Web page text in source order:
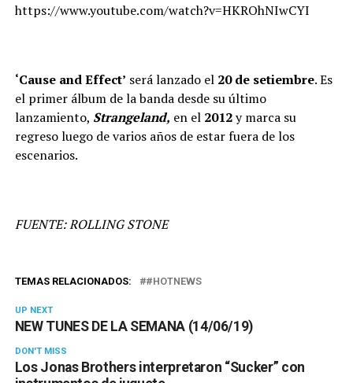
https://www.youtube.com/watch?v=HKROhNIwCYI
‘Cause and Effect’ será lanzado el 20 de setiembre. Es
el primer álbum de la banda desde su último
lanzamiento, Strangeland, en el 2012y marca su
regreso luego de varios años de estar fuera de los
escenarios.
FUENTE: ROLLING STONE
TEMAS RELACIONADOS: #HOTNEWS
UP NEXT
NEW TUNES DE LA SEMANA (14/06/19)
DON'T MISS
Los Jonas Brothers interpretaron “Sucker” con